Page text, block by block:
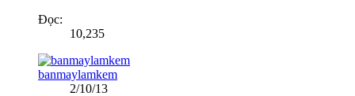
Đọc:
10,235
banmaylamkem
2/10/13